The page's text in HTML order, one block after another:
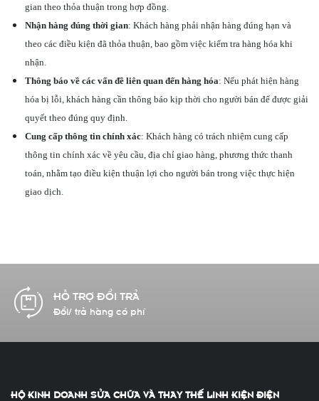
gian theo thỏa thuận trong hợp đồng.
Nhận hàng đúng thời gian: Khách hàng phải nhận hàng đúng hạn và
theo các điều kiện đã thỏa thuận, bao gồm việc kiểm tra hàng hóa khi
nhận.
Thông báo về các vấn đề liên quan đến hàng hóa: Nếu phát hiện hàng
hóa bị lỗi, khách hàng cần thông báo kịp thời cho người bán để được giải
quyết theo đúng quy định.
Cung cấp thông tin chính xác: Khách hàng có trách nhiệm cung cấp
thông tin chính xác về yêu cầu, địa chỉ giao hàng, phương thức thanh
toán, nhằm tạo điều kiện thuận lợi cho người bán trong việc thực hiện
giao dịch.
CAM KẾT CHẤT LƯỢNG
Hàng chính hãng 100%
HỘ KINH DOANH SỬA CHỮA VÀ THAY THẾ LINH KIỆN ĐIỆN